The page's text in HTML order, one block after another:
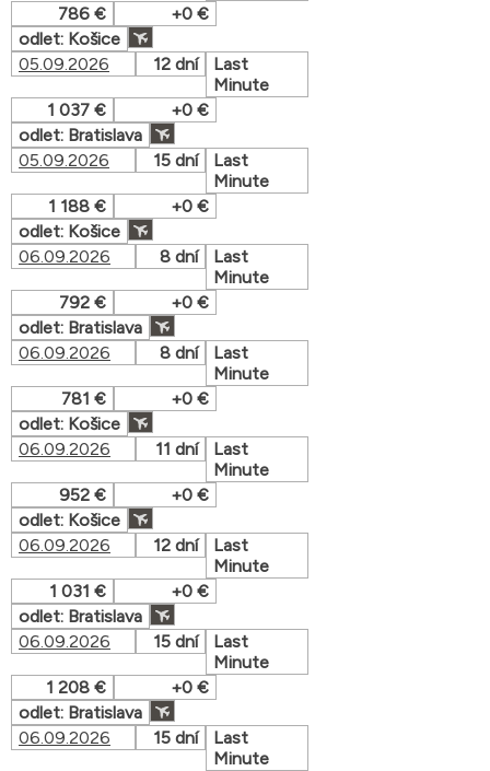
786 €
+0 €
odlet: Košice
05.09.2026
12 dní
Last
Minute
1 037 €
+0 €
odlet: Bratislava
05.09.2026
15 dní
Last
Minute
1 188 €
+0 €
odlet: Košice
06.09.2026
8 dní
Last
Minute
792 €
+0 €
odlet: Bratislava
06.09.2026
8 dní
Last
Minute
781 €
+0 €
odlet: Košice
06.09.2026
11 dní
Last
Minute
952 €
+0 €
odlet: Košice
06.09.2026
12 dní
Last
Minute
1 031 €
+0 €
odlet: Bratislava
06.09.2026
15 dní
Last
Minute
1 208 €
+0 €
odlet: Bratislava
06.09.2026
15 dní
Last
Minute